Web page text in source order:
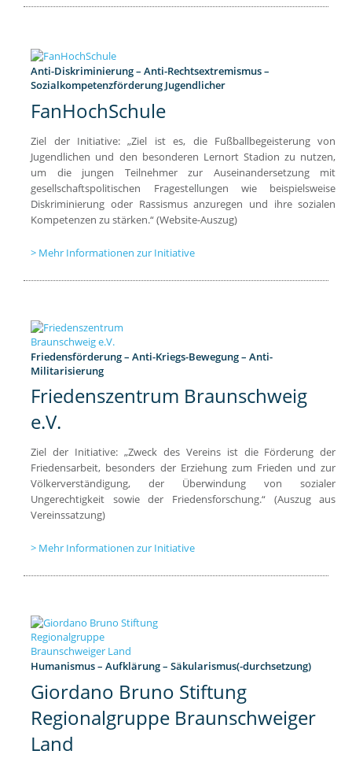
Anti-Diskriminierung – Anti-Rechtsextremismus –
Sozialkompetenzförderung Jugendlicher
FanHochSchule
Ziel der Initiative: „Ziel ist es, die Fußballbegeisterung von
Jugendlichen und den besonderen Lernort Stadion zu nutzen,
um die jungen Teilnehmer zur Auseinandersetzung mit
gesellschaftspolitischen Fragestellungen wie beispielsweise
Diskriminierung oder Rassismus anzuregen und ihre sozialen
Kompetenzen zu stärken.“ (Website-Auszug)
Mehr Informationen zur Initiative
Friedensförderung – Anti-Kriegs-Bewegung – Anti-
Militarisierung
Friedenszentrum Braunschweig
e.V.
Ziel der Initiative: „Zweck des Vereins ist die Förderung der
Friedensarbeit, besonders der Erziehung zum Frieden und zur
Völkerverständigung, der Überwindung von sozialer
Ungerechtigkeit sowie der Friedensforschung.“ (Auszug aus
Vereinssatzung)
Mehr Informationen zur Initiative
Humanismus – Aufklärung – Säkularismus(-durchsetzung)
Giordano Bruno Stiftung
Regionalgruppe Braunschweiger
Land